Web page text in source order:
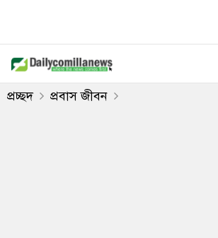
প্রচ্ছদ প্রবাস জীবন